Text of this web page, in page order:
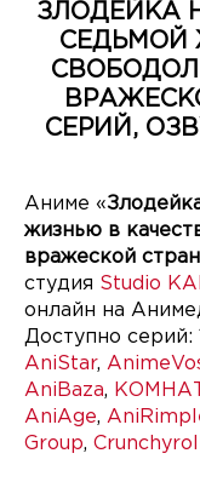
ЗЛОДЕЙКА
СЕДЬМОЙ
СЕРИЙ,
Аниме «
жизнью в
вражеской
студия Studio KAI
онлайн на
Доступно серий:
AniStar,
AniBaza,
AniAge,
Group,